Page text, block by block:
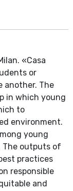
«Casa
or
another. The
in which young
to
environment.
young
The outputs of
practices
responsible
and